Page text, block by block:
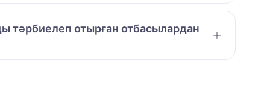
тәрбиелеп отырған отбасылардан